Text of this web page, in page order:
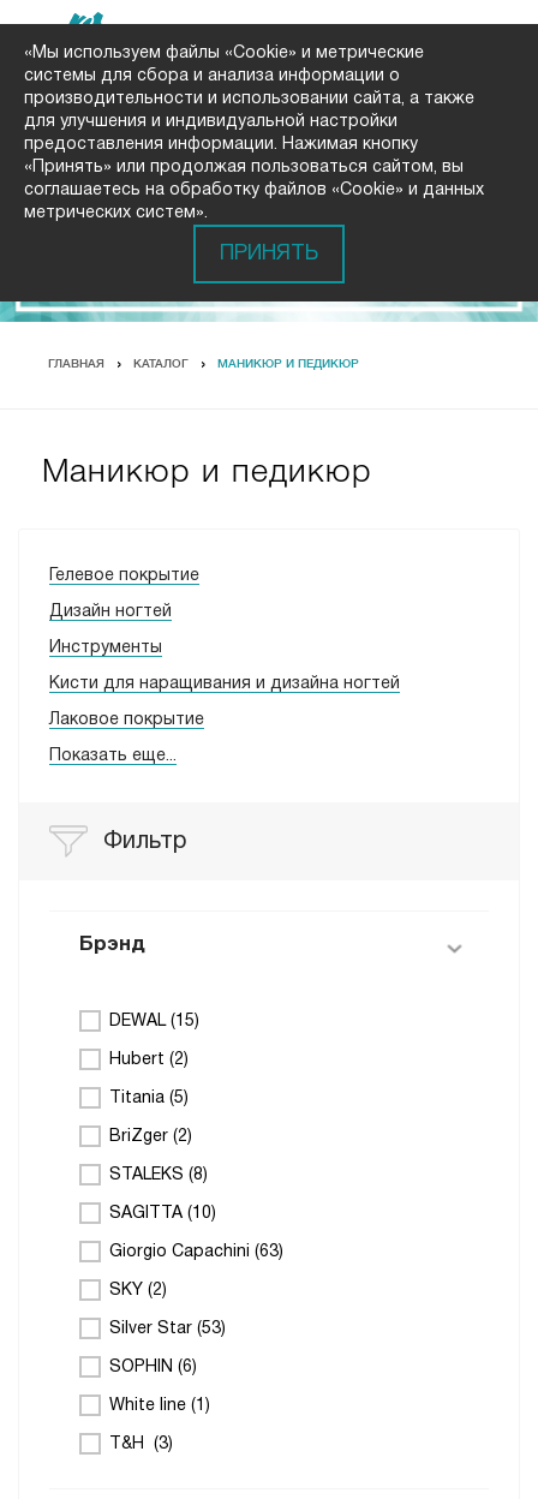
ГЛАВНАЯ КАТАЛОГ МАНИКЮР И ПЕДИКЮР
Маникюр и педикюр
Гелевое покрытие
Дизайн ногтей
Инструменты
Кисти для наращивания и дизайна ногтей
Лаковое покрытие
Показать еще...
Фильтр
Брэнд
DEWAL ( 15)
Hubert (2)
Titania (5)
BriZger (2)
STALEKS (8)
SAGITTA ( 10)
Giorgio Capachini (63)
SKY (2)
Silver Star (53)
SOPHIN (6)
White line ( 1 )
T&H (3)
«Мы используем файлы «Cookie» и метрические
системы для сбора и анализа информации о
производительности и использовании сайта, а также
для улучшения и индивидуальной настройки
предоставления информации. Нажимая кнопку
«Принять» или продолжая пользоваться сайтом, вы
соглашаетесь на обработку файлов «Cookie» и данных
метрических систем».
ПРИНЯТЬ